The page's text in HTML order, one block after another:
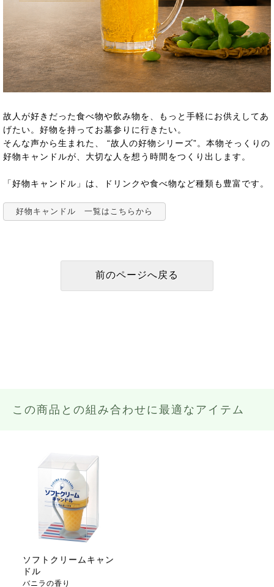
故人が好きだった食べ物や飲み物を、もっと手軽にお供えしてあ
げたい。好物を持ってお墓参りに行きたい。
そんな声から生まれた、 “故人の好物シリーズ”。本物そっくりの
好物キャンドルが、大切な人を想う時間をつくり出します。
「好物キャンドル」は、ドリンクや食べ物など種類も豊富です。
好物キャンドル 一覧はこちらから
この商品との組み合わせに最適なアイテム
ソフトクリームキャン
ドル
バニラの香り